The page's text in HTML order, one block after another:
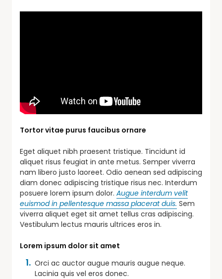
Tortor vitae purus faucibus ornare
Eget aliquet nibh praesent tristique. Tincidunt id
aliquet risus feugiat in ante metus. Semper viverra
nam libero justo laoreet. Odio aenean sed adipiscing
diam donec adipiscing tristique risus nec. Interdum
posuere lorem ipsum dolor. Augue interdum velit
euismod in pellentesque massa placerat duis. Sem
viverra aliquet eget sit amet tellus cras adipiscing.
Vestibulum lectus mauris ultrices eros in.
Lorem ipsum dolor sit amet
Orci ac auctor augue mauris augue neque.
Lacinia quis vel eros donec.